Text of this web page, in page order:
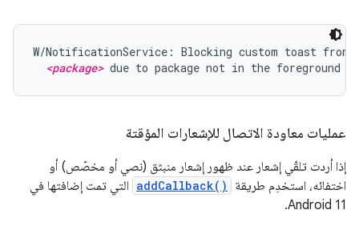
W/NotificationService: Blocking custom toast from
<package> due to package not in the foreground
عمليات معاودة الاتصال للإشعارات المؤقتة
إذا أردت تلقّي إشعار عند ظهور إشعار منبثق (نصي أو مخصّص) أو
اختفائه، استخدِم طريقة
addCallback() التي تمت إضافتها في
Android 11.